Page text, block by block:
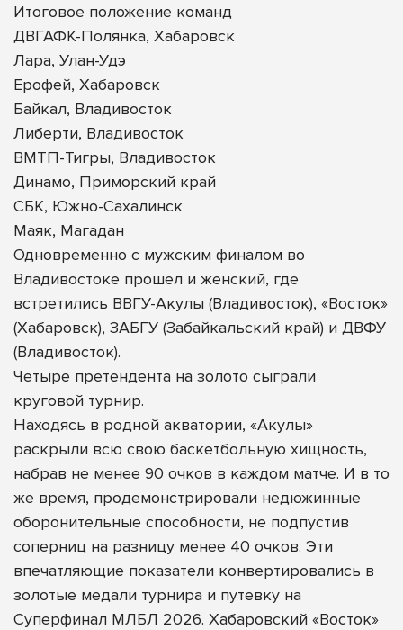
Итоговое положение команд
ДВГАФК-Полянка, Хабаровск
Лара, Улан-Удэ
Ерофей, Хабаровск
Байкал, Владивосток
Либерти, Владивосток
ВМТП-Тигры, Владивосток
Динамо, Приморский край
СБК, Южно-Сахалинск
Маяк, Магадан
Одновременно с мужским финалом во
Владивостоке прошел и женский, где
встретились ВВГУ-Акулы (Владивосток), «Восток»
(Хабаровск), ЗАБГУ (Забайкальский край) и ДВФУ
(Владивосток).
Четыре претендента на золото сыграли
круговой турнир.
Находясь в родной акватории, «Акулы»
раскрыли всю свою баскетбольную хищность,
набрав не менее 90 очков в каждом матче. И в то
же время, продемонстрировали недюжинные
оборонительные способности, не подпустив
соперниц на разницу менее 40 очков. Эти
впечатляющие показатели конвертировались в
золотые медали турнира и путевку на
Суперфинал МЛБЛ 2026. Хабаровский «Восток»